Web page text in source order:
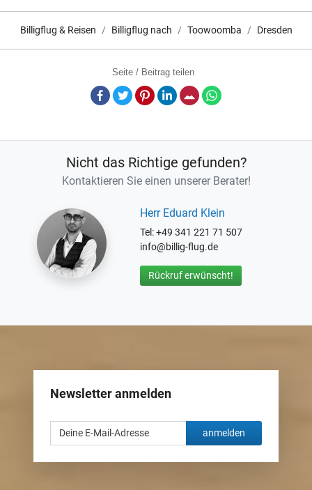
Billigflug & Reisen Billigflug nach Toowoomba Dresden
Seite / Beitrag teilen
Facebook
TwitterPinterestLinkedInE-Mail
Nicht das Richtige gefunden?
Kontaktieren Sie einen unserer Berater!
Herr Eduard Klein
Tel: +49 341 221 71 507
info@billig-flug.de
Rückruf erwünscht!
Newsletter anmelden
anmelden